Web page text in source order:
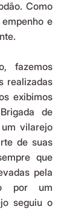
Como
e
realizadas
exibimos
de
vilarejo
de suas
que
pela
por um
seguiu o